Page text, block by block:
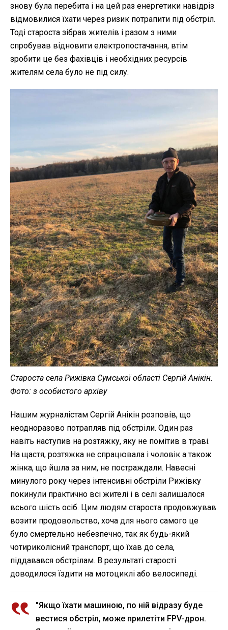
знову була перебита і на цей раз енергетики навідріз
відмовилися їхати через ризик потрапити під обстріл.
Тоді староста зібрав жителів і разом з ними
спробував відновити електропостачання, втім
зробити це без фахівців і необхідних ресурсів
жителям села було не під силу.
Староста села Рижівка Сумської області Сергій Анікін.
Фото: з особистого архіву
Нашим журналістам Сергій Анікін розповів, що
неодноразово потрапляв під обстріли. Один раз
навіть наступив на розтяжку, яку не помітив в траві.
На щастя, розтяжка не спрацювала і чоловік а також
жінка, що йшла за ним, не постраждали. Навесні
минулого року через інтенсивні обстріли Рижівку
покинули практично всі жителі і в селі залишалося
всього шість осіб. Цим людям староста продовжував
возити продовольство, хоча для нього самого це
було смертельно небезпечно, так як будь-який
чотириколісний транспорт, що їхав до села,
піддавався обстрілам. В результаті старості
доводилося їздити на мотоциклі або велосипеді.
"Якщо їхати машиною, по ній відразу буде
вестися обстріл, може прилетіти FPV-дрон.